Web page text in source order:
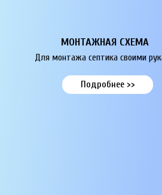
Подробнее >>
Для монтажа септика своими
МОНТАЖНАЯ СХЕМА